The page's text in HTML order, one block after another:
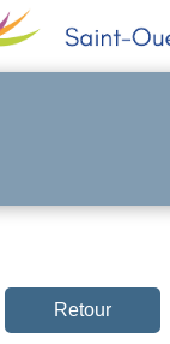
Retour